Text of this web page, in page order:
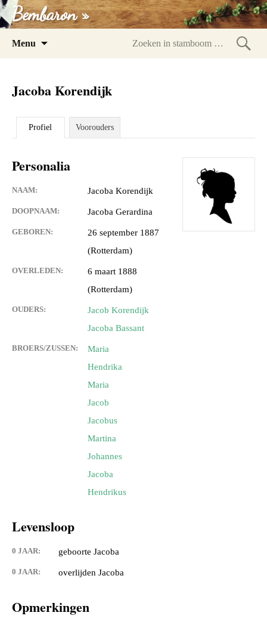
Bembaron »
Menu
Jacoba Korendijk
Profiel Voorouders
Personalia
NAAM: Jacoba Korendijk
DOOPNAAM: Jacoba Gerardina
GEBOREN:
26 september 1887
(Rotterdam)
OVERLEDEN:
6 maart 1888
(Rotterdam)
OUDERS:
Jacob Korendijk
Jacoba Bassant
BROERS/ZUSSEN:
Maria
Hendrika
Maria
Jacob
Jacobus
Martina
Johannes
Jacoba
Hendrikus
Levensloop
0 JAAR: geboorte Jacoba
0 JAAR: overlijden Jacoba
Opmerkingen